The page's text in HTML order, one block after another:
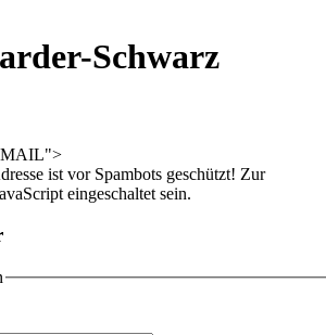
Schwarz
ist vor Spambots geschützt! Zur
eingeschaltet sein.